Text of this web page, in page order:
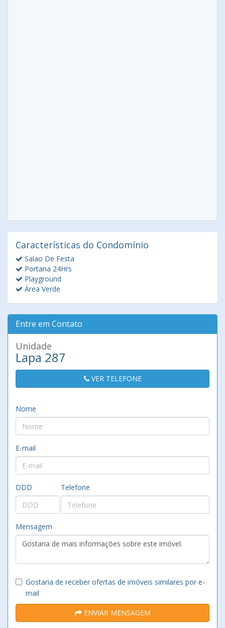
Características do Condomínio
Salao De Festa
Portaria 24Hrs
Playground
Área Verde
Entre em Contato
Unidade
Lapa 287
VER TELEFONE
Nome
E-mail
DDD Telefone
Mensagem
Gostaria de receber ofertas de imóveis similares por e-
mail
ENVIAR MENSAGEM